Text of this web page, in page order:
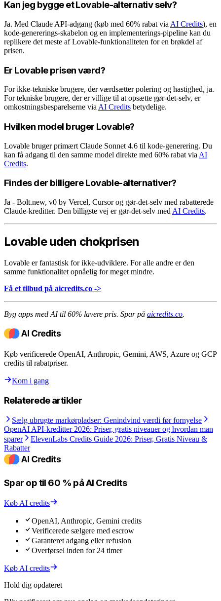
Kan jeg bygge et Lovable-alternativ selv?
Ja. Med Claude API-adgang (køb med 60% rabat via AI Credits), en
kode-genererings-skabelon og en implementerings-pipeline kan du
replikere det meste af Lovable-funktionaliteten for en brøkdel af
prisen.
Er Lovable prisen værd?
For ikke-tekniske brugere, der værdsætter polering og hastighed, ja.
For tekniske brugere, der er villige til at opsætte gør-det-selv, er
omkostningsbesparelserne via AI Credits betydelige.
Hvilken model bruger Lovable?
Lovable bruger primært Claude Sonnet 4.6 til kode-generering. Du
kan få adgang til den samme model direkte med 60% rabat via AI
Credits.
Findes der billigere Lovable-alternativer?
Ja - Bolt.new, v0 by Vercel, Cursor og gør-det-selv med rabatterede
Claude-kreditter. Den billigste vej er gør-det-selv med AI Credits.
Lovable uden chokprisen
Lovable er fantastisk for ikke-udviklere. For alle andre er den
samme funktionalitet opnåelig for meget mindre.
Få et tilbud på aicredits.co ->
Byg apps med AI til 60% lavere pris. Spar på aicredits.co.
Køb verificerede OpenAI, Anthropic, Gemini, AWS, Azure og GCP
credits til rabatpriser.
Kom i gang
Relaterede artikler
Sælg ubrugte markørpladser: Genindvind værdi før fornyelse
OpenAI API-kreditter 2026: Priser, gratis niveauer og hvordan man
sparer
ElevenLabs Credits Guide 2026: Priser, Gratis Niveau &
Rabatter
Spar op til 60 % på AI Credits
Køb AI credits
OpenAI, Anthropic, Gemini credits
Verificerede sælgere med escrow
Garanteret adgang eller refusion
Overførsel inden for 24 timer
Køb AI credits
Hold dig opdateret